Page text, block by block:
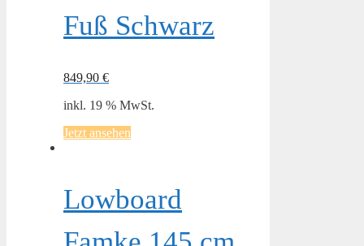
Fuß Schwarz
849,90 €
inkl. 19 % MwSt.
Jetzt ansehen
Lowboard